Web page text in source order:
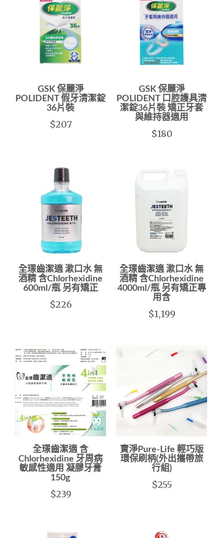
GSK 保麗淨
POLIDENT 假牙清潔錠
36片裝
$207
GSK 保麗淨
POLIDENT 口腔護具清
潔錠36片裝 矯正牙套
與維持器適用
$180
全璟齒潔適 漱口水 無
酒精 含Chlorhexidine
600ml/瓶 另有矯正
$226
全璟齒潔適 漱口水 無
酒精 含Chlorhexidine
4000ml/瓶 另有矯正專
用含
$1,199
全璟齒潔適 含
Chlorhexidine 牙周病
敏感性適用 凝膠牙膏
150g
$239
寶淨Pure-Life 輕巧版
環保刷柄(外出攜帶旅
行組)
$255